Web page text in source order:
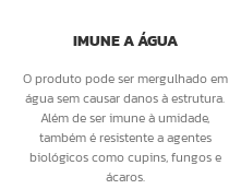
IMUNE A ÁGUA
O produto pode ser mergulhado em
água sem causar danos à estrutura.
Além de ser imune à umidade,
também é resistente a agentes
biológicos como cupins, fungos e
ácaros.